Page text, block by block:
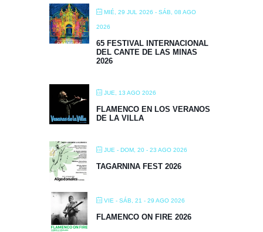
MIÉ, 29 JUL 2026 - SÁB, 08 AGO
2026
65 FESTIVAL INTERNACIONAL
DEL CANTE DE LAS MINAS
2026
JUE, 13 AGO 2026
FLAMENCO EN LOS VERANOS
DE LA VILLA
JUE - DOM, 20 - 23 AGO 2026
TAGARNINA FEST 2026
VIE - SÁB, 21 - 29 AGO 2026
FLAMENCO ON FIRE 2026